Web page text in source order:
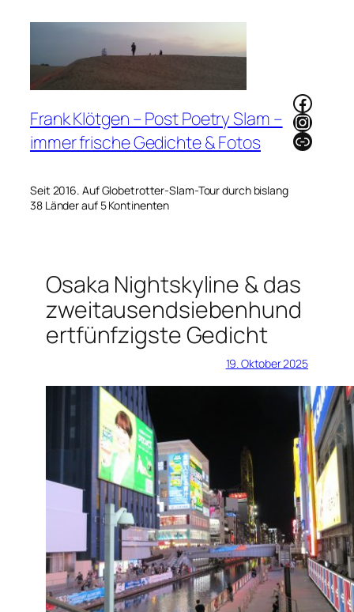
Frank Klötgen – Post Poetry Slam –
immer frische Gedichte & Fotos
Seit 2016. Auf Globetrotter-Slam-Tour durch bislang
38 Länder auf 5 Kontinenten
Link
Osaka Nightskyline & das
zweitausendsiebenhund
ertfünfzigste Gedicht
19. Oktober 2025